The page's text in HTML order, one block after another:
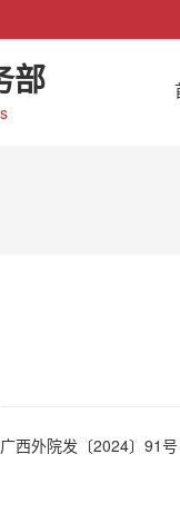
部
广西外院发〔2024〕91